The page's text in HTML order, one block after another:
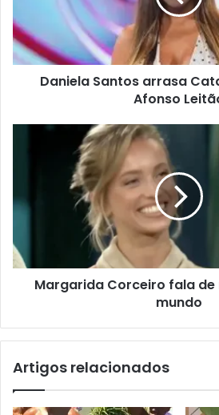
Daniela Santos arrasa
Afonso
Margarida Corceiro fala de
mundo
Artigos relacionados